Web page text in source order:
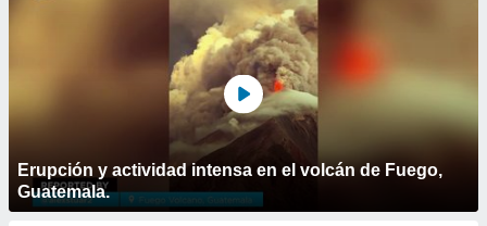
Erupción y actividad intensa en el volcán de Fuego,
Guatemala.